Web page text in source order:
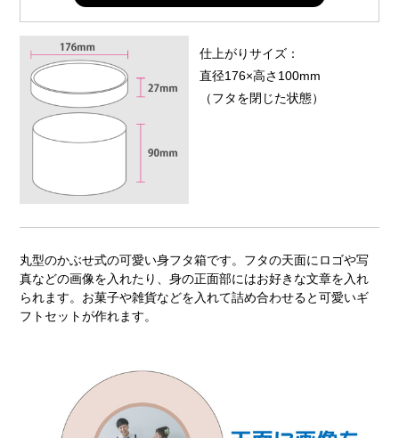
仕上がりサイズ：
直径176×高さ100mm
（フタを閉じた状態）
丸型のかぶせ式の可愛い身フタ箱です。フタの天面にロゴや写
真などの画像を入れたり、身の正面部にはお好きな文章を入れ
られます。お菓子や雑貨などを入れて詰め合わせると可愛いギ
フトセットが作れます。